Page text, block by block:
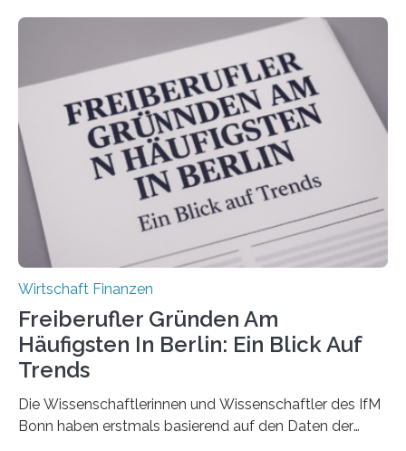
Bundesverbands Deutscher Versicherungskaufleute e.V.
durchgeführt haben. Die Studie basiert auf den
Antworten von 1.440 selbstständigen
Versicherungsvertreter*innen und -makler*innen. Ein
Ergebnis: Deutlich mehr als die Hälfte der Befragten ist
über 50 Jahre alt und wird in den nächsten Jahren eine
Nachfolgeregelung benötigen. Aber nur ein Drittel hat
bereits Regelungen…
Wirtschaft Finanzen
Freiberufler Gründen Am
Häufigsten In Berlin: Ein Blick Auf
Trends
Die Wissenschaftlerinnen und Wissenschaftler des IfM
Bonn haben erstmals basierend auf den Daten der